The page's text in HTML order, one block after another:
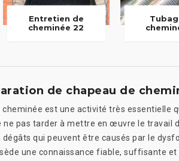
Entretien de
cheminée 22
de chapeau de
cheminée est une activité très essentielle
pas tarder à mettre en œuvre le travail
qui peuvent être causés par le
une connaissance fiable, suffisante